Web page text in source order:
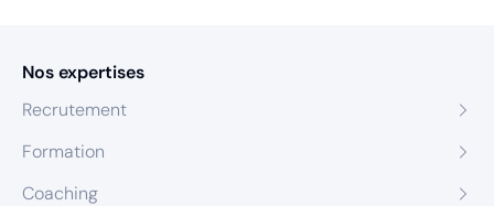
Nos expertises
Recrutement
Formation
Coaching